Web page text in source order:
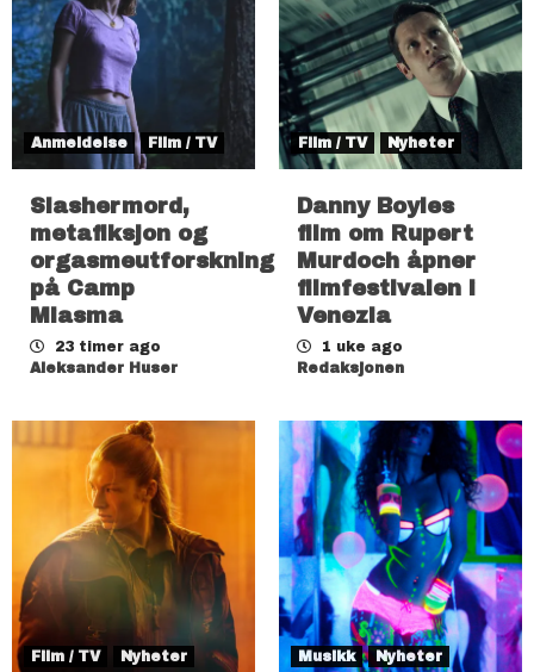
Anmeldelse Film / TV
Slashermord,
metafiksjon og
orgasmeutforskning
på Camp
Miasma
23 timer ago
Aleksander Huser
Film / TV Nyheter
Danny Boyles
film om Rupert
Murdoch åpner
filmfestivalen i
Venezia
1 uke ago
Redaksjonen
Film / TV Nyheter Musikk Nyheter